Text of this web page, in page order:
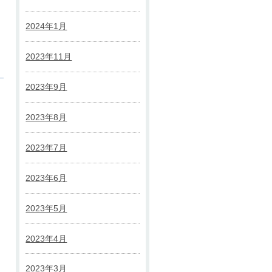
2024年1月
2023年11月
2023年9月
2023年8月
2023年7月
2023年6月
2023年5月
2023年4月
2023年3月